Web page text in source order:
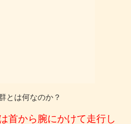
とは何なのか？
首から腕にかけて走行し